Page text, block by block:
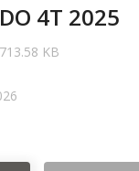
4T 2025
KB